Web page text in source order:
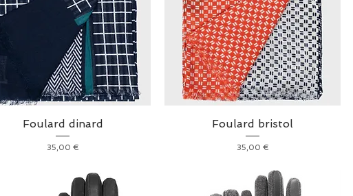
Foulard dinard
Prix
35,00 €
Foulard bristol
Prix
35,00 €